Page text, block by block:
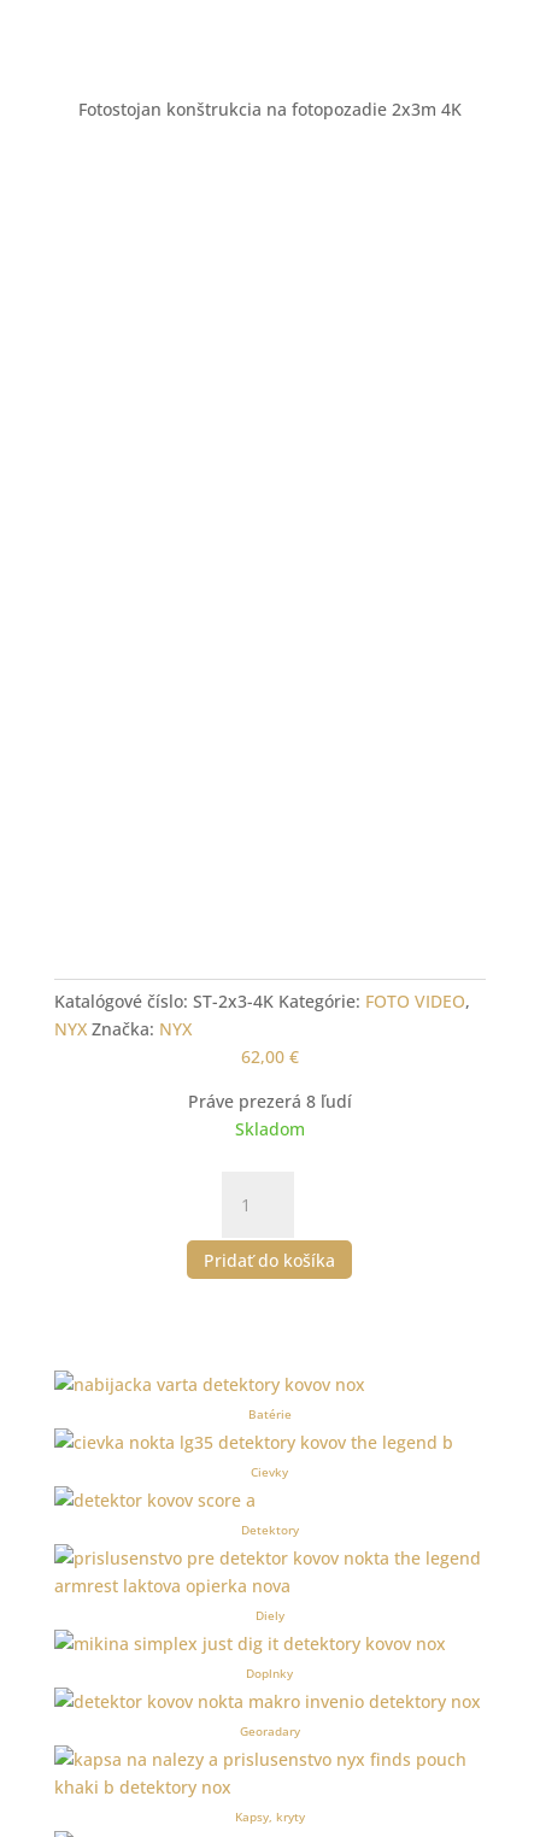
Fotostojan konštrukcia na fotopozadie 2x3m 4K
Katalógové číslo: ST-2x3-4K Kategórie: FOTO VIDEO,
NYX Značka: NYX
62,00 €
Práve prezerá 8ľudí
Skladom
Fotostojan
konštrukcia
na
Pridať do košíka
Batérie
Cievky
Detektory
Diely
Doplnky
Georadary
Kapsy, kryty